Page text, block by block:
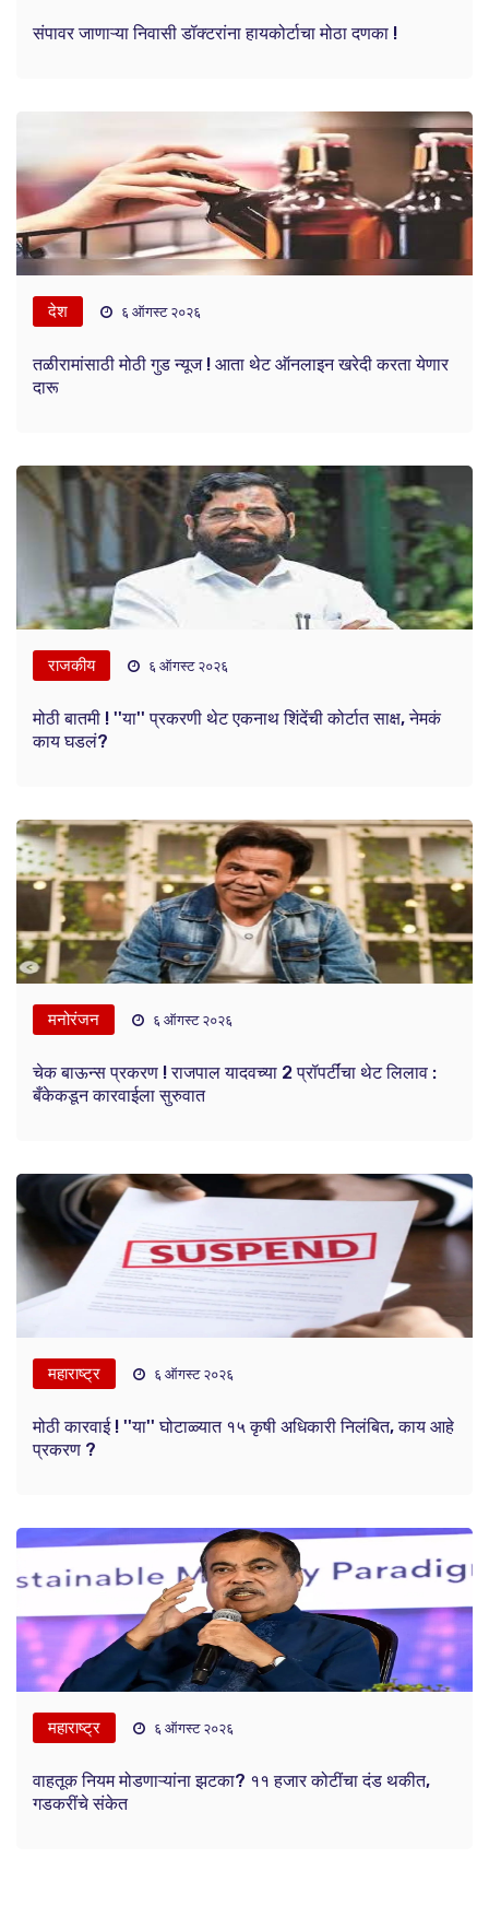
संपावर जाणाऱ्या निवासी डॉक्टरांना हायकोर्टाचा मोठा दणका !
देश ६ ऑगस्ट २०२६
तळीरामांसाठी मोठी गुड न्यूज ! आता थेट ऑनलाइन खरेदी करता येणार
दारू
राजकीय ६ ऑगस्ट २०२६
मोठी बातमी ! ''या'' प्रकरणी थेट एकनाथ शिंदेंची कोर्टात साक्ष, नेमकं
काय घडलं?
मनोरंजन ६ ऑगस्ट २०२६
चेक बाऊन्स प्रकरण ! राजपाल यादवच्या 2 प्रॉपर्टींचा थेट लिलाव :
बँकेकडून कारवाईला सुरुवात
महाराष्ट्र ६ ऑगस्ट २०२६
मोठी कारवाई ! ''या'' घोटाळ्यात १५ कृषी अधिकारी निलंबित, काय आहे
प्रकरण ?
महाराष्ट्र ६ ऑगस्ट २०२६
वाहतूक नियम मोडणाऱ्यांना झटका? ११ हजार कोटींचा दंड थकीत,
गडकरींचे संकेत